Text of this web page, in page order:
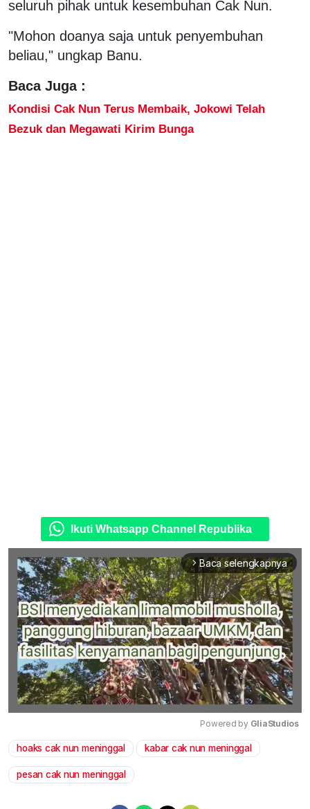
seluruh pihak untuk kesembuhan Cak Nun.
"Mohon doanya saja untuk penyembuhan
beliau," ungkap Banu.
Baca Juga :
Kondisi Cak Nun Terus Membaik, Jokowi Telah
Bezuk dan Megawati Kirim Bunga
Ikuti Whatsapp Channel Republika
arrow_forward_ios Baca selengkapnya
Mute
Powered by GliaStudios
hoaks cak nun meninggal kabar cak nun meninggal
pesan cak nun meninggal